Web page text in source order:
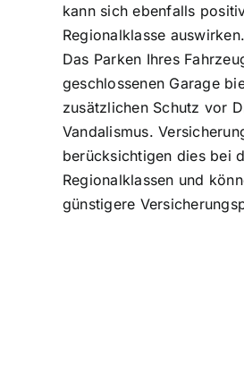
kann sich ebenfalls
Regionalklasse auswirken.
Das Parken Ihres
geschlossenen Garage
zusätzlichen Schutz vor
Vandalismus.
berücksichtigen dies bei
Regionalklassen und
günstigere